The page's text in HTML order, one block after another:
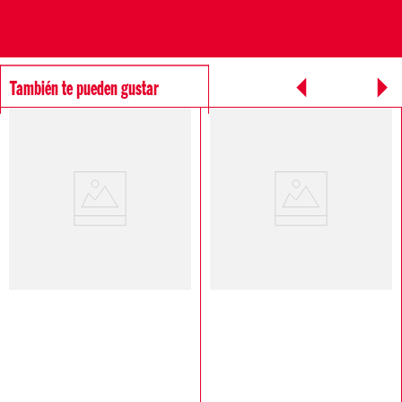
También te pueden gustar